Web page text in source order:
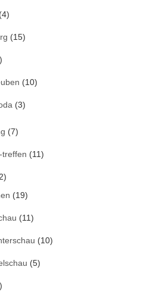
(4)
(15)
(10)
(3)
(7)
treffen (11)
(19)
(11)
(10)
(5)